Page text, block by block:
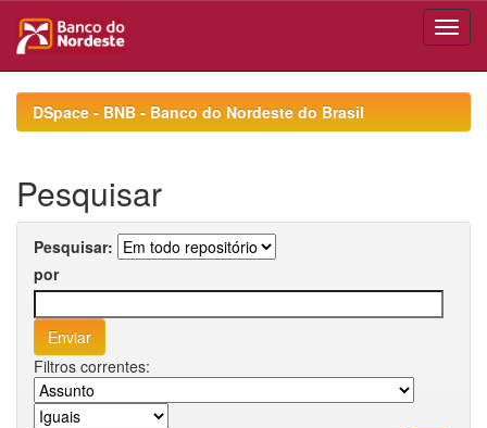
navigationDSpace - BNB - Banco do Nordeste do Brasil
Pesquisar
Pesquisar:
por
Filtros correntes: